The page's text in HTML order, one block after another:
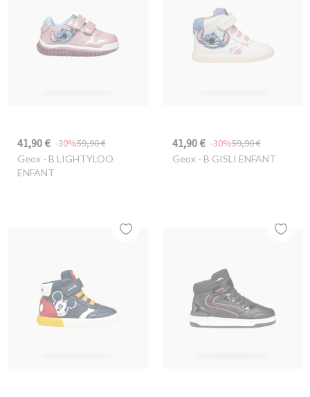
41,90 € 59,90 €
-30%
Geox- B LIGHTYLOO
ENFANT
41,90 € 59,90 €
-30%
Geox- B GISLI ENFANT